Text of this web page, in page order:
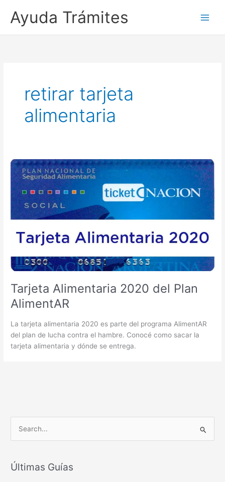
Ayuda Trámites
retirar tarjeta
alimentaria
Tarjeta Alimentaria 2020 del Plan
AlimentAR
La tarjeta alimentaria 2020 es parte del programa AlimentAR
del plan de lucha contra el hambre. Conocé como sacar la
tarjeta alimentaria y dónde se entrega.
c
Últimas Guías